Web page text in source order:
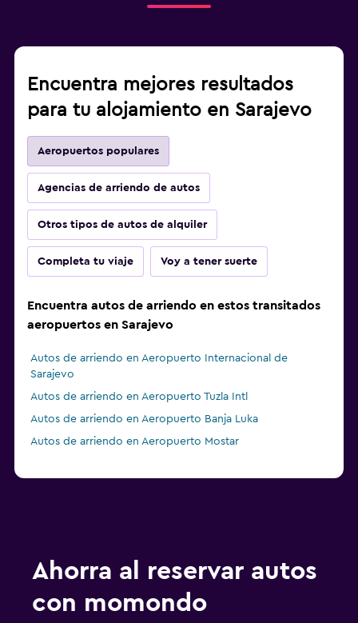
Encuentra mejores resultados
para tu alojamiento en Sarajevo
Aeropuertos populares
Agencias de arriendo de autos
Otros tipos de autos de alquiler
Completa tu viaje Voy a tener suerte
Encuentra autos de arriendo en estos transitados
aeropuertos en Sarajevo
Autos de arriendo en Aeropuerto Internacional de
Sarajevo
Autos de arriendo en Aeropuerto Tuzla Intl
Autos de arriendo en Aeropuerto Banja Luka
Autos de arriendo en Aeropuerto Mostar
Ahorra al reservar autos
con momondo